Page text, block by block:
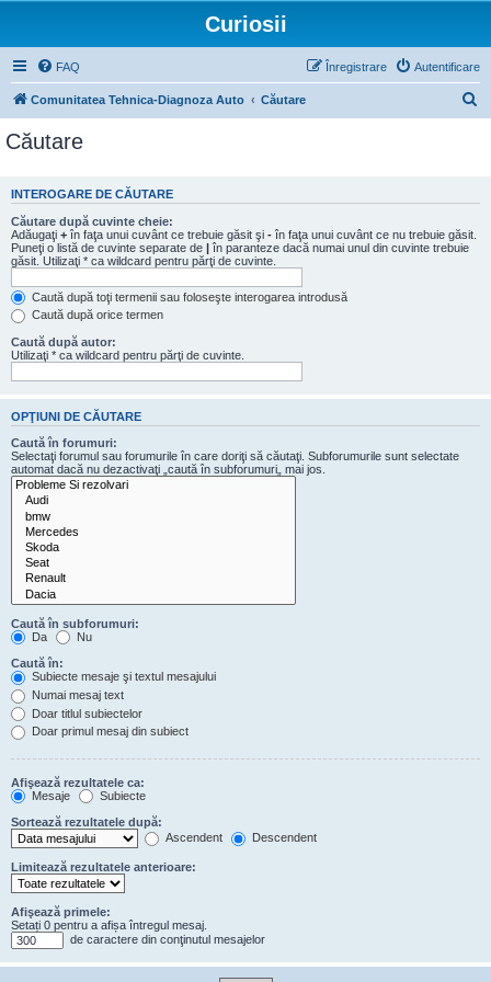
Curiosii
FAQ Autentificare
Înregistrare
Comunitatea Tehnica-Diagnoza Auto Căutare
a
Căutare
INTEROGARE DE CĂUTARE
Căutare după cuvinte cheie:
Adăugaţi + în faţa unui cuvânt ce trebuie găsit şi - în faţa unui cuvânt ce nu trebuie găsit.
Puneţi o listă de cuvinte separate de | în paranteze dacă numai unul din cuvinte trebuie
găsit. Utilizaţi * ca wildcard pentru părţi de cuvinte.
Caută după toţi termenii sau foloseşte interogarea introdusă
Caută după orice termen
Caută după autor:
Utilizaţi * ca wildcard pentru părţi de cuvinte.
OPŢIUNI DE CĂUTARE
Caută în forumuri:
Selectaţi forumul sau forumurile în care doriţi să căutaţi. Subforumurile sunt selectate
automat dacă nu dezactivaţi „caută în subforumuri„ mai jos.
Caută în subforumuri:
Da
Nu
Caută în:
Subiecte mesaje şi textul mesajului
Numai mesaj text
Doar titlul subiectelor
Doar primul mesaj din subiect
Afişează rezultatele ca:
Mesaje
Subiecte
Sortează rezultatele după:
Ascendent
Descendent
Limitează rezultatele anterioare:
Afişează primele:
Setați 0 pentru a afișa întregul mesaj.
de caractere din conţinutul mesajelor